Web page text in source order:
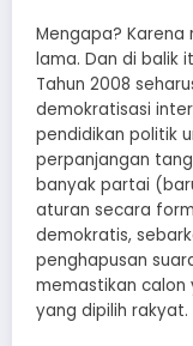
Mengapa?
lama. Dan di balik
Tahun 2008
demokratisasi
pendidikan politik
perpanjangan
banyak partai
aturan secara
demokratis,
penghapusan
memastikan calon
yang dipilih rakyat.